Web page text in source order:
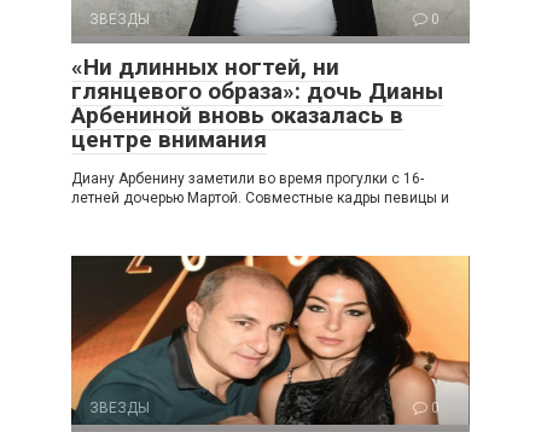
ЗВЕЗДЫ 0
«Ни длинных ногтей, ни
глянцевого образа»: дочь Дианы
Арбениной вновь оказалась в
центре внимания
Диану Арбенину заметили во время прогулки с 16-
летней дочерью Мартой. Совместные кадры певицы и
ЗВЕЗДЫ 0